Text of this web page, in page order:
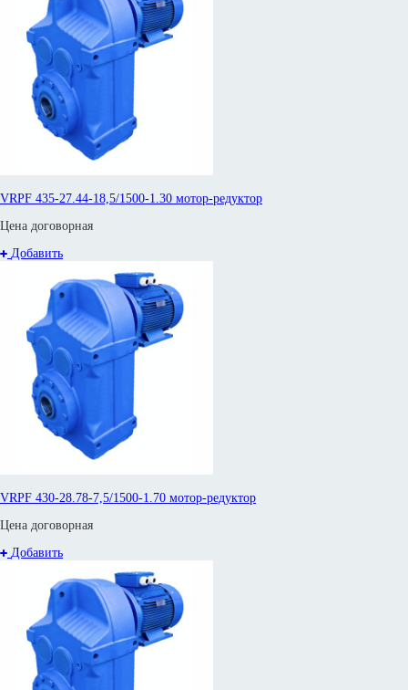
VRPF 435-27.44-18,5/1500-1.30 мотор-редуктор
Цена договорная
Добавить
VRPF 430-28.78-7,5/1500-1.70 мотор-редуктор
Цена договорная
Добавить